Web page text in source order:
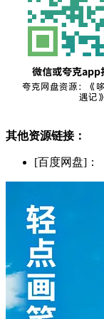
其他资源链接：
[百度网盘]：